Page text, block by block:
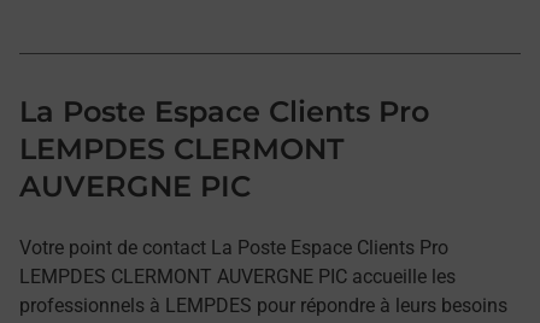
La Poste Espace Clients Pro
LEMPDES CLERMONT
AUVERGNE PIC
Votre point de contact La Poste Espace Clients Pro
LEMPDES CLERMONT AUVERGNE PIC accueille les
professionnels à LEMPDES pour répondre à leurs besoins